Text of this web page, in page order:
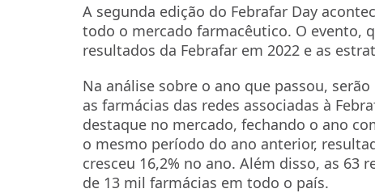
A segunda edição do Febrafar Day
todo o mercado farmacêutico. O evento,
resultados da Febrafar em 2022 e as
Na análise sobre o ano que passou,
as farmácias das redes associadas à
destaque no mercado, fechando o ano
o mesmo período do ano anterior,
cresceu 16,2% no ano. Além disso, as 63
de 13 mil farmácias em todo o país.